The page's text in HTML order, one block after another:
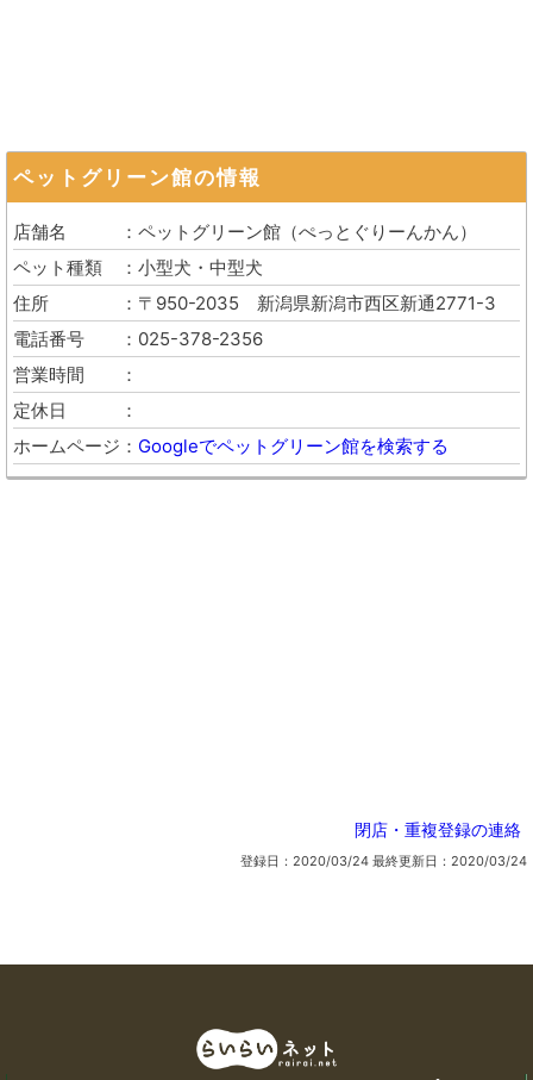
ペットグリーン館の情報
店舗名 ペットグリーン館 （ぺっとぐりーんかん）
ペット種類
小型犬・中型犬
住所
〒950-2035 新潟県新潟市西区新通2771-3
電話番号
025-378-2356
営業時間
定休日
ホームページ
Googleでペットグリーン館を検索する
閉店・重複登録の連絡
登録日：2020/03/24 最終更新日：2020/03/24